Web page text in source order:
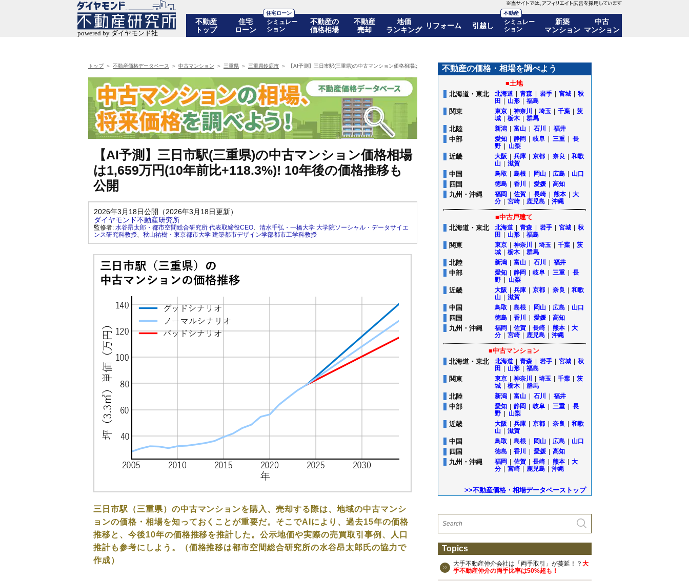
不動産
トップ
住宅
ローン
住宅ローン
シミュレー
ション
不動産の
価格相場
不動産
売却
地価
ランキング
リフォーム 引越し
不動産
シミュレー
ション
新築
マンション
中古
マンション
トップ 不動産価格データベース 中古マンション 三重県 三重県鈴鹿市 【AI予測】三日市駅(三重県)の中古マンション価格相場は1,659万円(10年前比+118.3%)! 10年後の価格推移も公開
【AI予測】三日市駅(三重県)の中古マンション価格相場
は1,659万円(10年前比+118.3%)! 10年後の価格推移も
公開
2026年3月18日公開（2026年3月18日更新）
ダイヤモンド不動産研究所
監修者: 水谷昂太郎・都市空間総合研究所 代表取締役CEO、 清水千弘・一橋大学 大学院ソーシャル・データサイエ
ンス研究科教授、 秋山祐樹・東京都市大学 建築都市デザイン学部都市工学科教授
三日市駅（三重県）の中古マンションを購入、売却する際は、地域の中古マンシ
ョンの価格・相場を知っておくことが重要だ。そこでAIにより、過去15年の価格
推移と、今後10年の価格推移を推計した。公示地価や実際の売買取引事例、人口
推計も参考にしよう。（価格推移は都市空間総合研究所の水谷昂太郎氏の協力で
作成）
不動産の価格・相場を調べよう
■土地
北海道・東北
北海道 青森 岩手 宮城
秋
田
山形 福島
関東 東京 神奈川 埼玉 千葉
茨
城
栃木 群馬
北陸 新潟 富山 石川 福井
中部 愛知 静岡 岐阜 三重
長
野
山梨
近畿 大阪 兵庫 京都 奈良
和歌
山
滋賀
中国 鳥取 島根 岡山 広島 山口
四国 徳島 香川 愛媛 高知
九州・沖縄 福岡 佐賀 長崎 熊本
大
分
宮崎 鹿児島 沖縄
■中古戸建て
北海道・東北
北海道 青森 岩手 宮城
秋
田
山形 福島
関東 東京 神奈川 埼玉 千葉
茨
城
栃木 群馬
北陸 新潟 富山 石川 福井
中部 愛知 静岡 岐阜 三重
長
野
山梨
近畿 大阪 兵庫 京都 奈良
和歌
山
滋賀
中国 鳥取 島根 岡山 広島 山口
四国 徳島 香川 愛媛 高知
九州・沖縄 福岡 佐賀 長崎 熊本
大
分
宮崎 鹿児島 沖縄
■中古マンション
北海道・東北
北海道 青森 岩手 宮城
秋
田
山形 福島
関東 東京 神奈川 埼玉 千葉
茨
城
栃木 群馬
北陸 新潟 富山 石川 福井
中部 愛知 静岡 岐阜 三重
長
野
山梨
近畿 大阪 兵庫 京都 奈良
和歌
山
滋賀
中国 鳥取 島根 岡山 広島 山口
四国 徳島 香川 愛媛 高知
九州・沖縄 福岡 佐賀 長崎 熊本
大
分
宮崎 鹿児島 沖縄
>>不動産価格・相場データベーストップ
Topics
大手不動産仲介会社は「両手取引」が蔓延！？ 大
手不動産仲介の両手比率は50%超も！